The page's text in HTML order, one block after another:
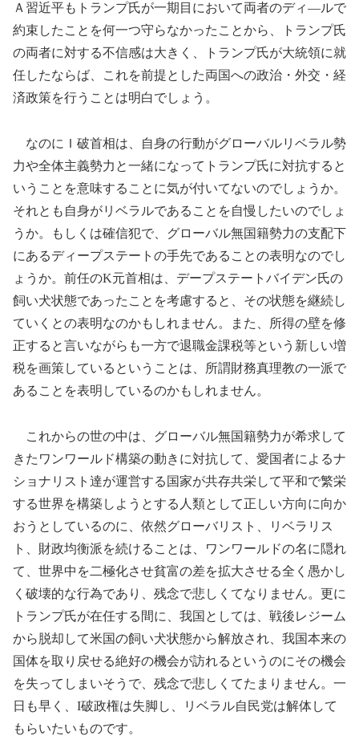
Ａ習近平もトランプ氏が一期目において両者のディ―ルで
約束したことを何一つ守らなかったことから、トランプ氏
の両者に対する不信感は大きく、トランプ氏が大統領に就
任したならば、これを前提とした両国への政治・外交・経
済政策を行うことは明白でしょう。
なのにＩ破首相は、自身の行動がグローバルリベラル勢
力や全体主義勢力と一緒になってトランプ氏に対抗すると
いうことを意味することに気が付いてないのでしょうか。
それとも自身がリベラルであることを自慢したいのでしょ
うか。もしくは確信犯で、グローバル無国籍勢力の支配下
にあるディープステートの手先であることの表明なのでし
ょうか。前任のK元首相は、デープステートバイデン氏の
飼い犬状態であったことを考慮すると、その状態を継続し
ていくとの表明なのかもしれません。また、所得の壁を修
正すると言いながらも一方で退職金課税等という新しい増
税を画策しているということは、所謂財務真理教の一派で
あることを表明しているのかもしれません。
これからの世の中は、グローバル無国籍勢力が希求して
きたワンワールド構築の動きに対抗して、愛国者によるナ
ショナリスト達が運営する国家が共存共栄して平和で繁栄
する世界を構築しようとする人類として正しい方向に向か
おうとしているのに、依然グローバリスト、リベラリス
ト、財政均衡派を続けることは、ワンワールドの名に隠れ
て、世界中を二極化させ貧富の差を拡大させる全く愚かし
く破壊的な行為であり、残念で悲しくてなりません。更に
トランプ氏が在任する間に、我国としては、戦後レジーム
から脱却して米国の飼い犬状態から解放され、我国本来の
国体を取り戻せる絶好の機会が訪れるというのにその機会
を失ってしまいそうで、残念で悲しくてたまりません。一
日も早く、I破政権は失脚し、リベラル自民党は解体して
もらいたいものです。